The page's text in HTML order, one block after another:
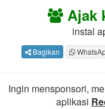
Ajak
instal
Bagikan
Ingin mensponsori,
aplikasi